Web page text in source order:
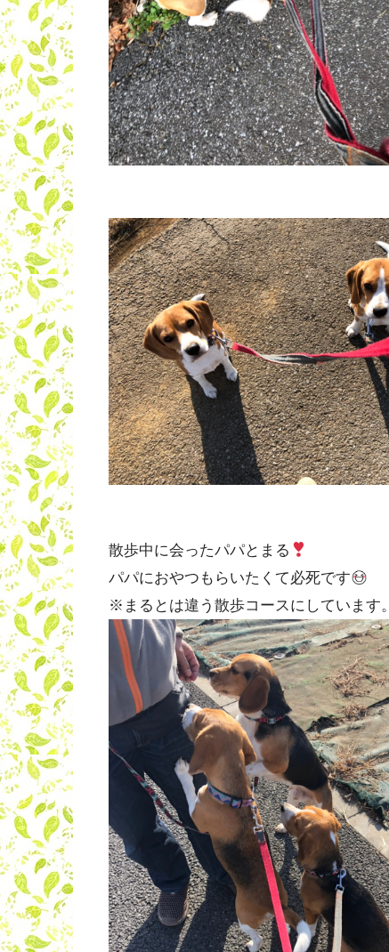
散歩中に会ったパパとまる
パパにおやつもらいたくて必死です
※まるとは違う散歩コースにしています。